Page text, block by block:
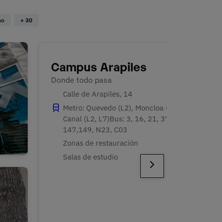
de
y recursos
el futuro del
competencias
+ 30
Campus Arapiles
Donde todo pasa
Calle de Arapiles, 14
Metro: Quevedo (L2), Moncloa (L6, L3),
Canal (L2, L7) Bus: 3, 16, 21, 37, 61,
147,149, N23, C03
Zonas de restauración
Salas de estudio